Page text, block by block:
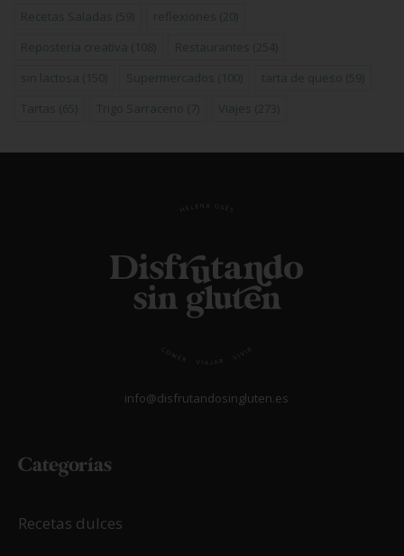
Recetas Saladas (59) reflexiones (20)
Repostería creativa (108) Restaurantes (254)
sin lactosa (150) Supermercados (100) tarta de queso (59)
Tartas (65) Trigo Sarraceno (7) Viajes (273)
info@disfrutandosingluten.es
Categorías
Recetas dulces